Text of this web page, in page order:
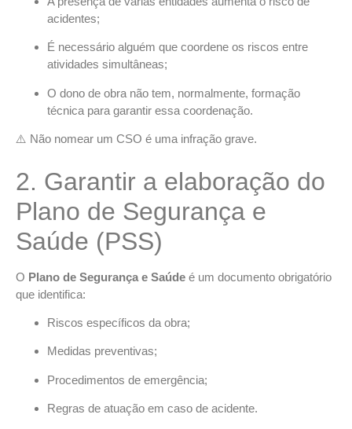
acidentes;
É necessário alguém que coordene os riscos entre
atividades simultâneas;
O dono de obra não tem, normalmente, formação
técnica para garantir essa coordenação.
⚠️ Não nomear um CSO é uma infração grave.
2. Garantir a elaboração do
Plano de Segurança e
Saúde (PSS)
O Plano de Segurança e Saúde é um documento obrigatório
que identifica:
Riscos específicos da obra;
Medidas preventivas;
Procedimentos de emergência;
Regras de atuação em caso de acidente.